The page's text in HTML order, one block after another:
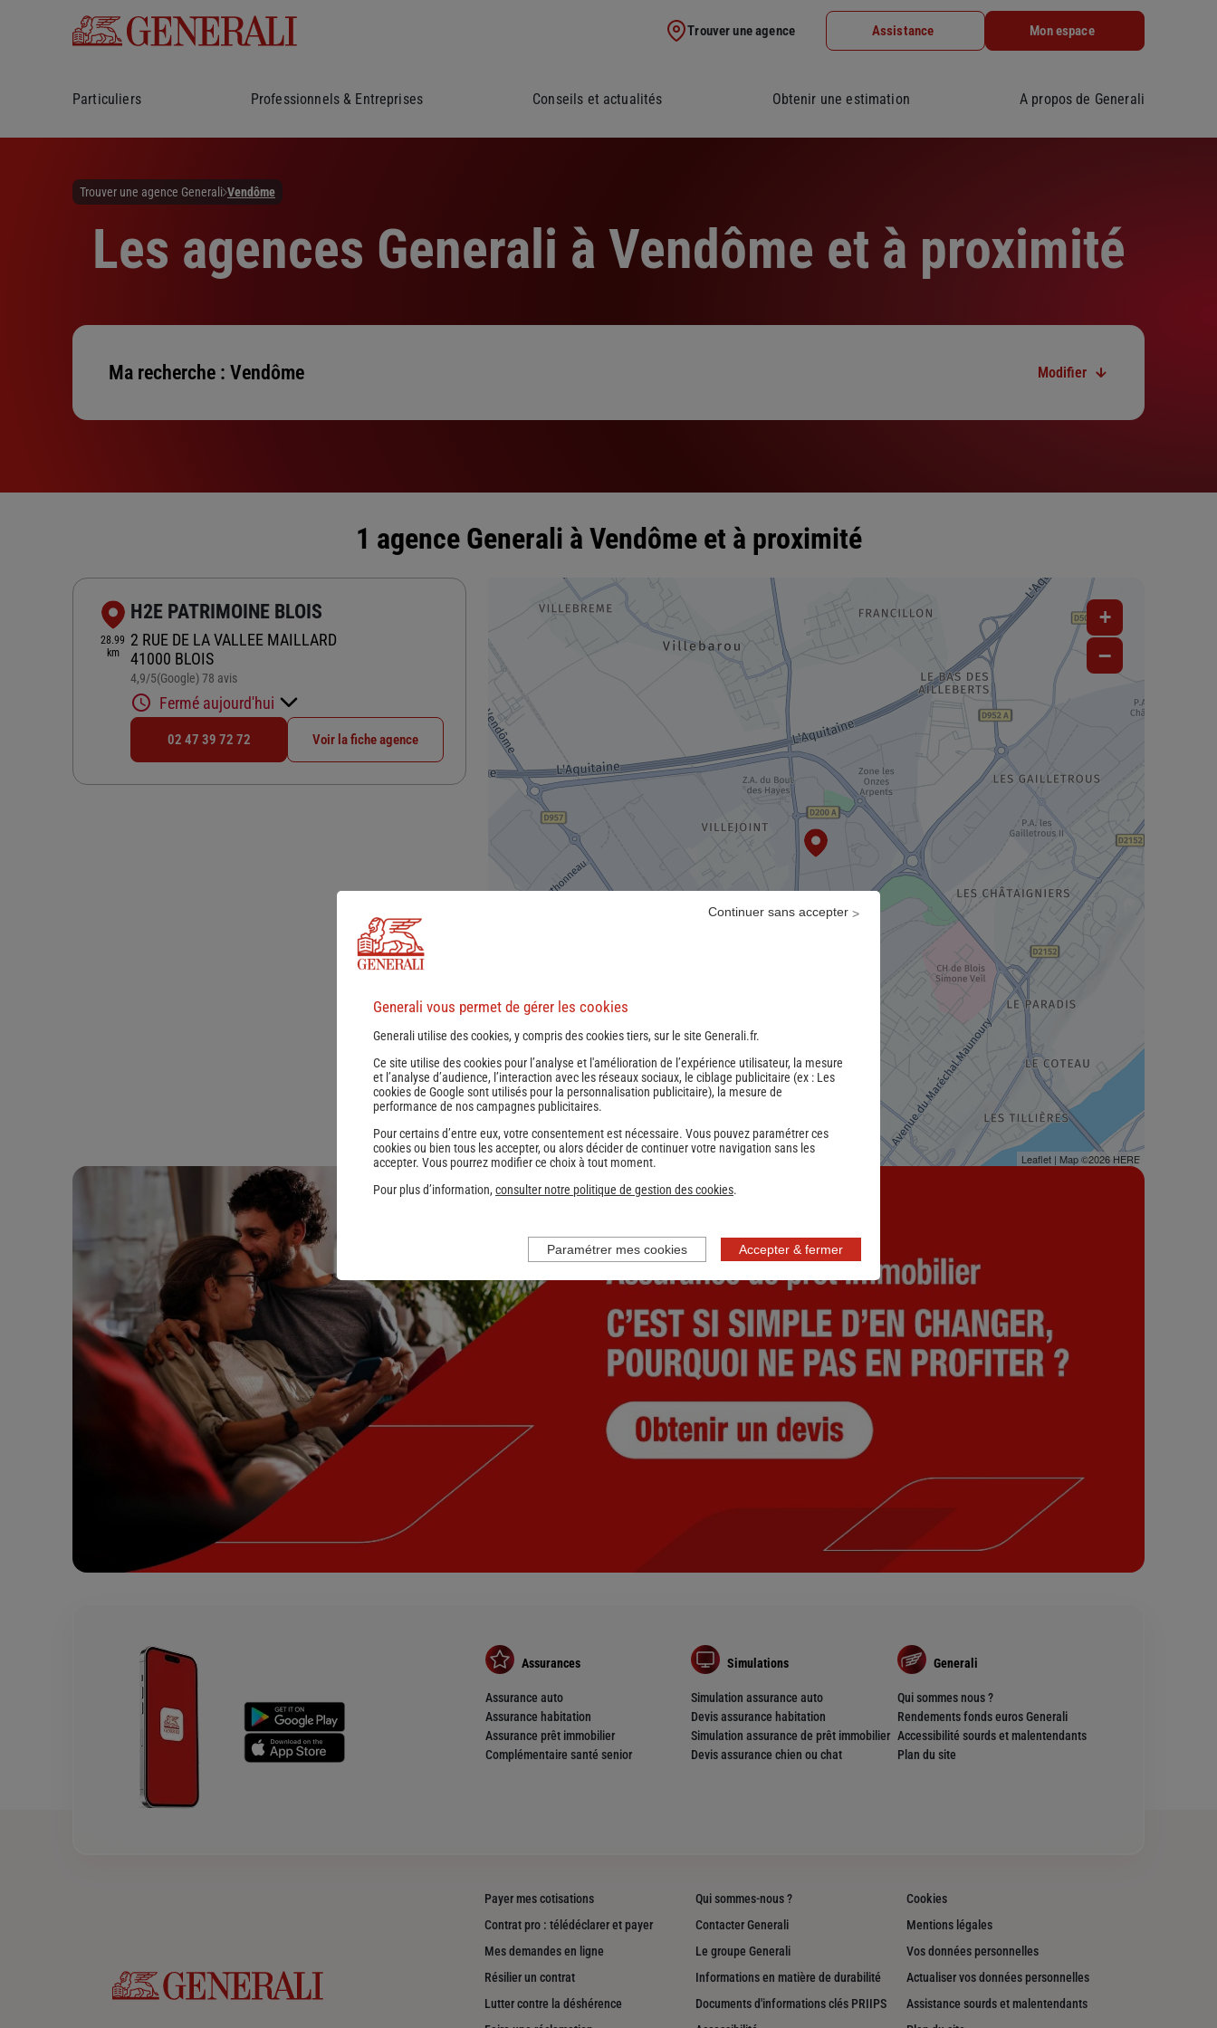
Trouver une agence Assistance Mon espace
Particuliers Professionnels & Entreprises Conseils et actualités Obtenir une estimation A propos de Generali
Trouver une agence Generali Vendôme
Les agences Generali à Vendôme et à proximité
Ma recherche : Vendôme Modifier
1 agence Generali à Vendôme et à proximité
28.99
km
H2E PATRIMOINE BLOIS
2 RUE DE LA VALLEE MAILLARD
41000 BLOIS
4,9/5Note de 4.9 sur 5
(Google) 78 avis
Fermé aujourd'hui
02 47 39 72 72 Voir la fiche agence
+
−
Leaflet| Map ©2026HERE
Assurances
Assurance auto
Assurance habitation
Assurance prêt immobilier
Complémentaire santé senior
Simulations
Simulation assurance auto
Devis assurance habitation
Simulation assurance de prêt immobilier
Devis assurance chien ou chat
Generali
Qui sommes nous ?
Rendements fonds euros Generali
Accessibilité sourds et malentendants
Plan du site
Payer mes cotisations
Contrat pro : télédéclarer et payer
Mes demandes en ligne
Résilier un contrat
Lutter contre la déshérence
Qui sommes-nous ?
Contacter Generali
Le groupe Generali
Informations en matière de durabilité
Documents d'informations clés PRIIPS
Cookies
Mentions légales
Vos données personnelles
Actualiser vos données personnelles
Assistance sourds et malentendants
Generali vous permet de gérer les cookies
Generali utilise des cookies, y compris des cookies tiers, sur le site Generali.fr.
Ce site utilise des cookies pour l’analyse et l'amélioration de l’expérience utilisateur, la mesure
et l’analyse d’audience, l’interaction avec les réseaux sociaux, le ciblage publicitaire (ex : Les
cookies de Google sont utilisés pour la personnalisation publicitaire), la mesure de
performance de nos campagnes publicitaires.
Pour certains d’entre eux, votre consentement est nécessaire. Vous pouvez paramétrer ces
cookies ou bien tous les accepter, ou alors décider de continuer votre navigation sans les
accepter. Vous pourrez modifier ce choix à tout moment.
Pour plus d’information, consulter notre politique de gestion des cookies.
Accepter & fermer
Continuer sans accepter
Paramétrer mes cookies